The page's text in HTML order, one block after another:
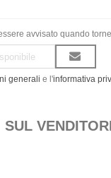
avvisato quando
generali e l'informativa
SUL